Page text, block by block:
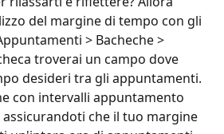
del margine di tempo con gli
> Bacheche >
troverai un campo dove
desideri tra gli appuntamenti.
con intervalli appuntamento
assicurandoti che il tuo margine